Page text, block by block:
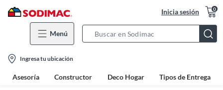
Inicia sesión 0
Menú
Bar
location-
icon
Ingresa tu ubicación
Asesoría Constructor Deco Hogar Tipos de Entrega